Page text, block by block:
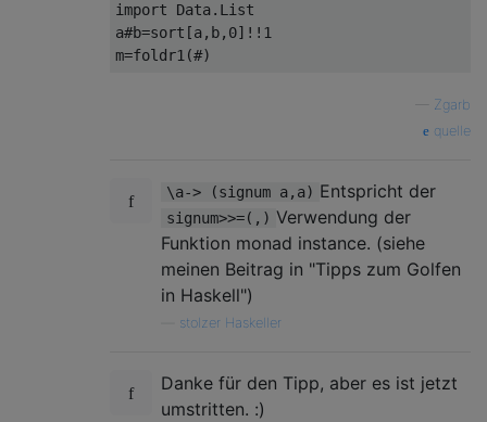
import Data.List
a#b=sort[a,b,0]!!1
Zgarb
quelle
\a-> (signum a,a) Entspricht der
signum>>=(,) Verwendung der
Funktion monad instance. (siehe
meinen Beitrag in "Tipps zum Golfen
in Haskell")
stolzer Haskeller
Danke für den Tipp, aber es ist jetzt
umstritten. :)